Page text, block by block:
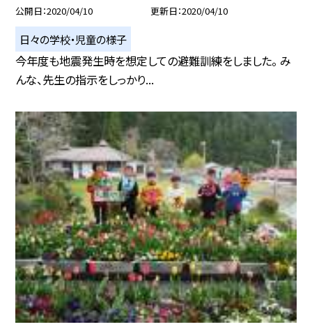
公開日 2020/04/10 更新日 2020/04/10
日々の学校・児童の様子
今年度も地震発生時を想定しての避難訓練をしました。 み
んな、先生の指示をしっかり...